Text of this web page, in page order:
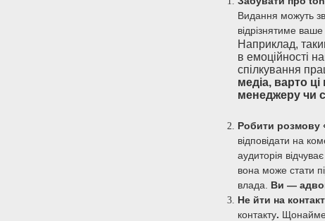
Видання можуть
відрізнятиме ваше
Наприклад,
в емоційності
спілкування
медіа, варто
менеджеру чи
Робити розмову
відповідати на
аудиторія
вона може стати
влада. Ви —
Не йти на
контакту.